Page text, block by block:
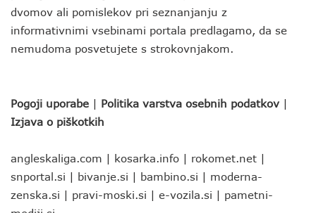
dvomov ali pomislekov pri seznanjanju z
informativnimi vsebinami portala predlagamo, da se
nemudoma posvetujete s strokovnjakom.
Pogoji uporabe | Politika varstva osebnih podatkov |
Izjava o piškotkih
angleskaliga.com | kosarka.info | rokomet.net |
snportal.si | bivanje.si | bambino.si | moderna-
zenska.si | pravi-moski.si | e-vozila.si | pametni-